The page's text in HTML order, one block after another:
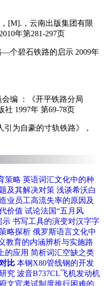
[M].，云南出版集团有限
年第281-297页
个碧石铁路的启示 2009年
编 ：《开平铁路分局
1997年 第69-78页
为自豪的寸轨铁路》，
策略 英语词汇文化中的种
及其解决对策 浅谈希沃白
业员工高流失率的原因及
价值 试论法国“五月风
示 书写工具的演变对汉字字
略探析 俄罗斯语言文化中
教育的内涵辨析与实施路
的应用 简析词汇空缺之类
比 本钢X80管线钢的开发
究 波音B737CL飞机发动机
文官考试制度推行困难的